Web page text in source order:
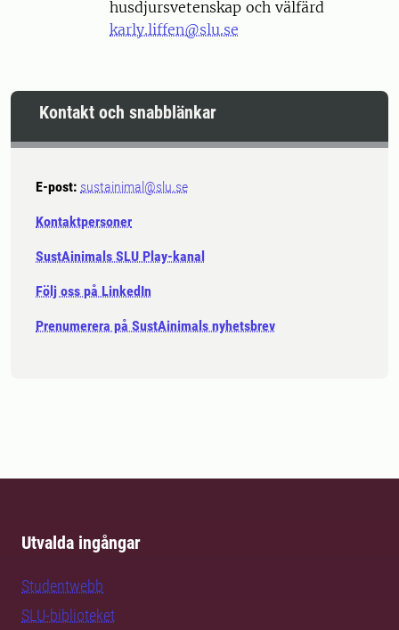
husdjursvetenskap och välfärd
karly.liffen@slu.se
Kontakt och snabblänkar
E-post: sustainimal@slu.se
Kontaktpersoner
SustAinimals SLU Play-kanal
Följ oss på LinkedIn
Prenumerera på SustAinimals nyhetsbrev
Utvalda ingångar
Studentwebb
SLU-biblioteket